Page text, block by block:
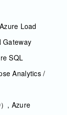
Load
Gateway
SQL
Analytics /
, Azure